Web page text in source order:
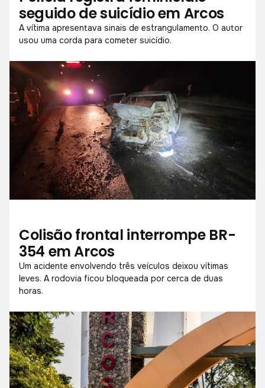
seguido de suicídio em Arcos
A vítima apresentava sinais de estrangulamento. O autor
usou uma corda para cometer suicídio.
Colisão frontal interrompe BR-
354 em Arcos
Um acidente envolvendo três veículos deixou vítimas
leves. A rodovia ficou bloqueada por cerca de duas
horas.